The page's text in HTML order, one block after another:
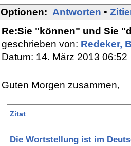
Optionen: Antworten •
Re:Sie "können" und Sie
geschrieben von: Redeker,
Datum: 14. März 2013 06:52
Guten Morgen zusammen,
Zitat
Die Wortstellung ist im